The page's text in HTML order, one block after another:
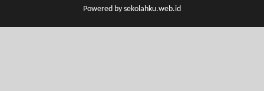
Powered by sekolahku.web.id